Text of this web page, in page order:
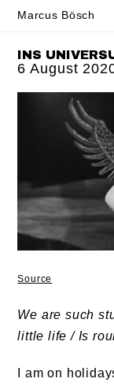
Marcus Bösch
INS
6 August
Source
We are such
little life / Is
I am on